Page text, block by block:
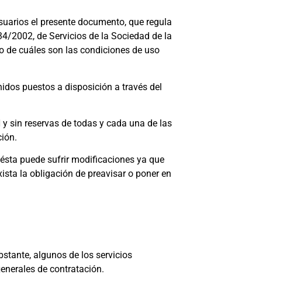
el presente documento, que regula
2002, de Servicios de la Sociedad de la
de cuáles son las condiciones de uso
puestos a disposición a través del
sin reservas de todas y cada una de las
puede sufrir modificaciones ya que
la obligación de preavisar o poner en
algunos de los servicios
de contratación.